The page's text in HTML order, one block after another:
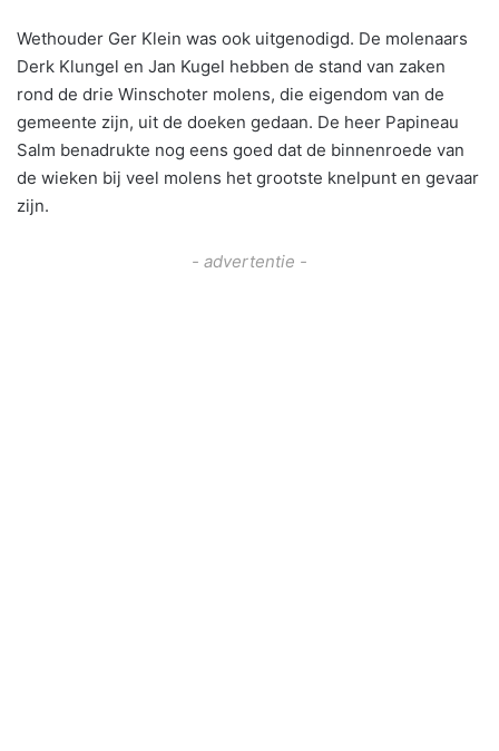
Wethouder Ger Klein was ook uitgenodigd. De molenaars
Derk Klungel en Jan Kugel hebben de stand van zaken
rond de drie Winschoter molens, die eigendom van de
gemeente zijn, uit de doeken gedaan. De heer Papineau
Salm benadrukte nog eens goed dat de binnenroede van
de wieken bij veel molens het grootste knelpunt en gevaar
zijn.
- advertentie -